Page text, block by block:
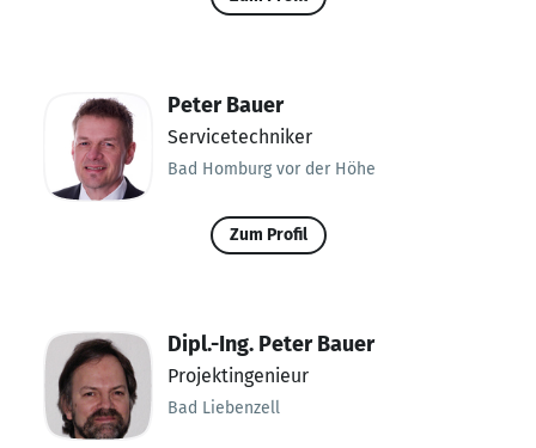
Peter Bauer
Servicetechniker
Bad Homburg vor der Höhe
Zum Profil
Dipl.-Ing. Peter Bauer
Projektingenieur
Bad Liebenzell